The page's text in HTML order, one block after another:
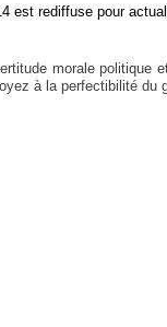
est rediffuse pour
morale
à la perfectibilité du